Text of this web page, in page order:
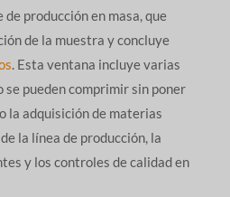
producción en masa, que
de la muestra y concluye
. Esta ventana incluye varias
se pueden comprimir sin poner
la adquisición de materias
la línea de producción, la
y los controles de calidad en